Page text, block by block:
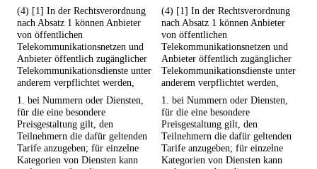
(4) [1] In der Rechtsverordnung
nach Absatz 1 können Anbieter
von öffentlichen
Telekommunikationsnetzen und
Anbieter öffentlich zugänglicher
Telekommunikationsdienste unter
anderem verpflichtet werden,
(4) [1] In der Rechtsverordnung
nach Absatz 1 können Anbieter
von öffentlichen
Telekommunikationsnetzen und
Anbieter öffentlich zugänglicher
Telekommunikationsdienste unter
anderem verpflichtet werden,
1. bei Nummern oder Diensten,
für die eine besondere
Preisgestaltung gilt, den
Teilnehmern die dafür geltenden
Tarife anzugeben; für einzelne
Kategorien von Diensten kann
1. bei Nummern oder Diensten,
für die eine besondere
Preisgestaltung gilt, den
Teilnehmern die dafür geltenden
Tarife anzugeben; für einzelne
Kategorien von Diensten kann